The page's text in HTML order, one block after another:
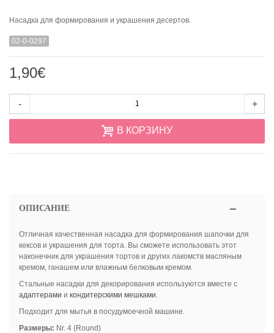
Насадка для формирования и украшения десертов.
02-0-0297
1,90€
- +
В КОРЗИНУ
ОПИСАНИЕ
Отличная качественная насадка для формирования шапочки для
кексов и украшения для торта. Вы сможете использовать этот
наконечник для украшения тортов и других лакомств масляным
кремом, ганашем или влажным белковым кремом.
Стальные насадки для декорирования используются вместе с
адаптерами и кондитерскими мешками.
Подходит для мытья в посудумоечной машине.
Размеры: Nr. 4 (Round)